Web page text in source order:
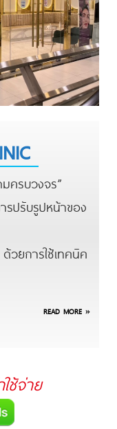
ครบวงจร”
รปรับรูปหน้าของ
ด้วยการใช้เทคนิค
READ MORE »
ช้จ่าย